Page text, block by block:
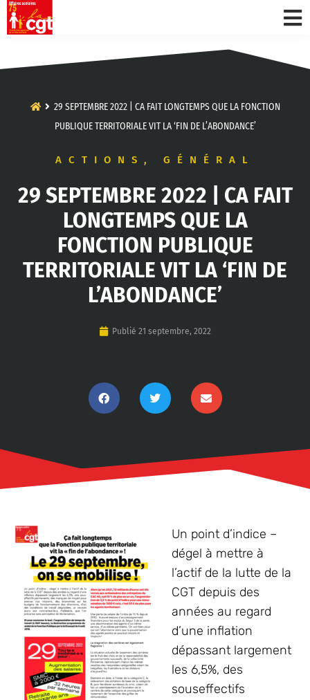
29 SEPTEMBRE 2022 | CA FAIT LONGTEMPS QUE LA FONCTION
PUBLIQUE TERRITORIALE VIT LA ‘FIN DE L’ABONDANCE’
ACTIONS , GÉNÉRAL
29 SEPTEMBRE 2022 | CA FAIT
LONGTEMPS QUE LA
FONCTION PUBLIQUE
TERRITORIALE VIT LA ‘FIN DE
L’ABONDANCE’
Publié 21 septembre, 2022
Un point d’indice –
dégel à mettre à
l’actif de la lutte de la
CGT depuis des
années au regard
d’une inflation
dépassant largement
les 6,5%, des
souseffectifs